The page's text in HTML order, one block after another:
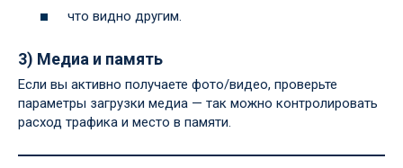
что видно другим.
3) Медиа и память
Если вы активно получаете фото/видео, проверьте
параметры загрузки медиа — так можно контролировать
расход трафика и место в памяти.